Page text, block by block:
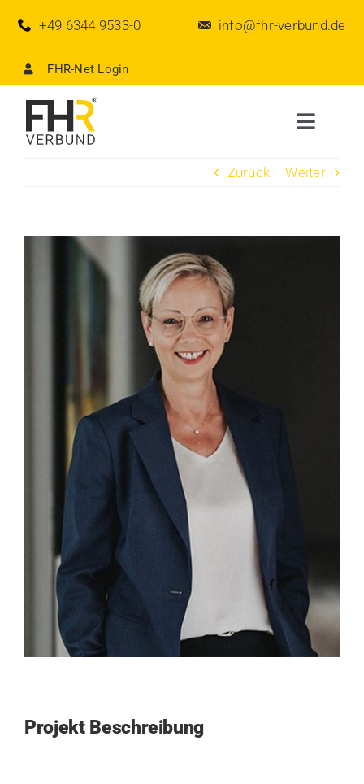
Inhalt
+49 6344 9533-0 info@fhr-verbund.de
FHR-Net Login
Toggle
Aktuelles
FHR-Partner werden
Zurück Weiter
Projekt Beschreibung